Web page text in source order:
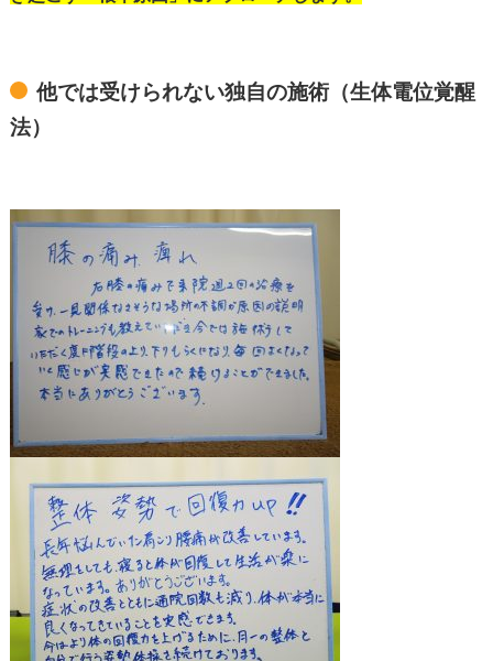
他では受けられない独自の施術（生体電位覚醒
法）